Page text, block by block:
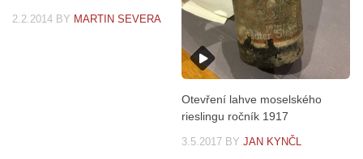
2.2.2014 BY MARTIN SEVERA
Otevření lahve moselského
rieslingu ročník 1917
3.5.2017 BY JAN KYNČL